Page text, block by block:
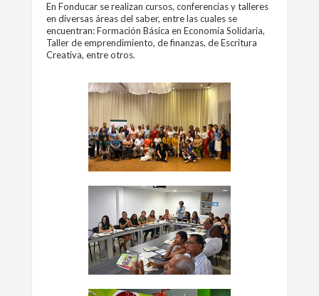
En Fonducar se realizan cursos, conferencias y talleres
en diversas áreas del saber, entre las cuales se
encuentran: Formación Básica en Economía Solidaria,
Taller de emprendimiento, de finanzas, de Escritura
Creativa, entre otros.